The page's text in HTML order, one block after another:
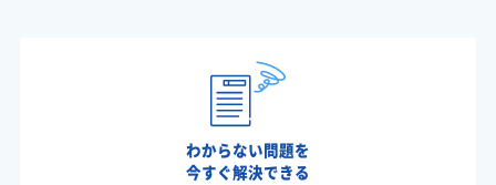
わからない問題を
今すぐ解決できる